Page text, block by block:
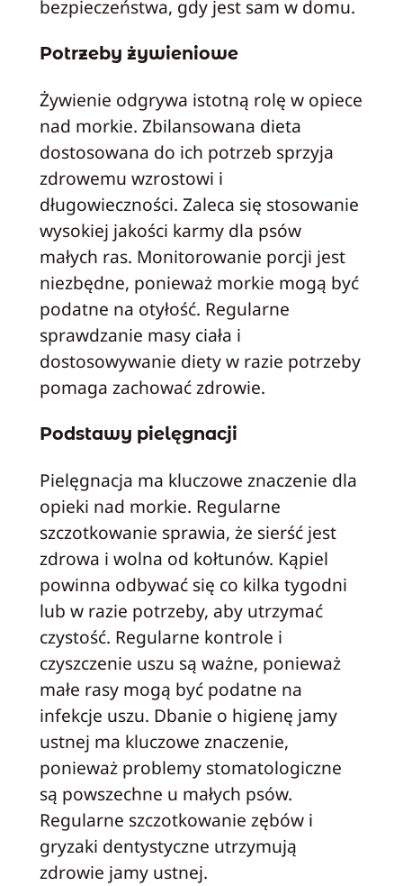
bezpieczeństwa, gdy jest sam w domu.
Potrzeby żywieniowe
Żywienie odgrywa istotną rolę w opiece
nad morkie. Zbilansowana dieta
dostosowana do ich potrzeb sprzyja
zdrowemu wzrostowi i
długowieczności. Zaleca się stosowanie
wysokiej jakości karmy dla psów
małych ras. Monitorowanie porcji jest
niezbędne, ponieważ morkie mogą być
podatne na otyłość. Regularne
sprawdzanie masy ciała i
dostosowywanie diety w razie potrzeby
pomaga zachować zdrowie.
Podstawy pielęgnacji
Pielęgnacja ma kluczowe znaczenie dla
opieki nad morkie. Regularne
szczotkowanie sprawia, że sierść jest
zdrowa i wolna od kołtunów. Kąpiel
powinna odbywać się co kilka tygodni
lub w razie potrzeby, aby utrzymać
czystość. Regularne kontrole i
czyszczenie uszu są ważne, ponieważ
małe rasy mogą być podatne na
infekcje uszu. Dbanie o higienę jamy
ustnej ma kluczowe znaczenie,
ponieważ problemy stomatologiczne
są powszechne u małych psów.
Regularne szczotkowanie zębów i
gryzaki dentystyczne utrzymują
zdrowie jamy ustnej.